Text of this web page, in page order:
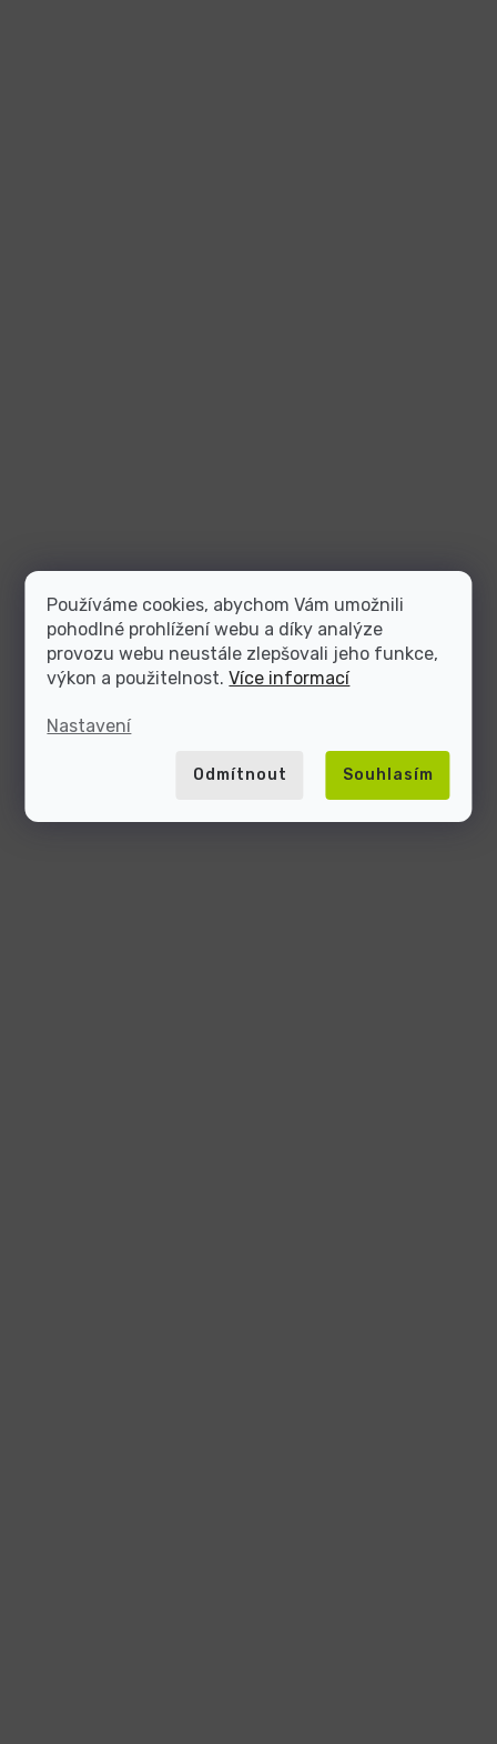
Používáme cookies, abychom Vám umožnili
pohodlné prohlížení webu a díky analýze
provozu webu neustále zlepšovali jeho funkce,
výkon a použitelnost.Více informací
Nastavení
Odmítnout Souhlasím